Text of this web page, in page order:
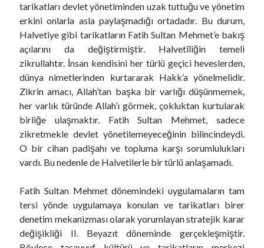
tarikatları devlet yönetiminden uzak tuttuğu ve yönetim
erkini onlarla asla paylaşmadığı ortadadır. Bu durum,
Halvetiye gibi tarikatların Fatih Sultan Mehmet’e bakış
açılarını da değiştirmiştir. Halvetîliğin temeli
zikrullahtır. İnsan kendisini her türlü geçici heveslerden,
dünya nimetlerinden kurtararak Hakk’a yönelmelidir.
Zikrin amacı, Allah’tan başka bir varlığı düşünmemek,
her varlık türünde Allah’ı görmek, çokluktan kurtularak
birliğe ulaşmaktır. Fatih Sultan Mehmet, sadece
zikretmekle devlet yönetilemeyeceğinin bilincindeydi.
O bir cihan padişahı ve topluma karşı sorumlulukları
vardı. Bu nedenle de Halvetilerle bir türlü anlaşamadı.
Fatih Sultan Mehmet dönemindeki uygulamaların tam
tersi yönde uygulamaya konulan ve tarikatları birer
denetim mekanizması olarak yorumlayan stratejik karar
değişikliği II. Beyazıt döneminde gerçekleşmiştir.